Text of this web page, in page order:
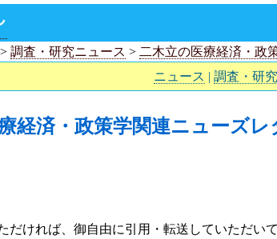
> 調査・研究ニュース > 二木立の医療経済・政
ニュース | 調査・研
経済・政策学関連ニューズ
だければ、御自由に引用・転送していただい